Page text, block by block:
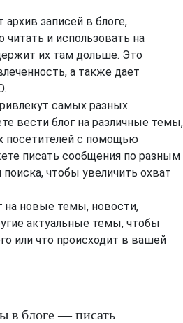
архив записей в блоге,
читать и использовать на
их там дольше. Это
а также дает
самых разных
вести блог на различные темы,
посетителей с помощью
писать сообщения по разным
чтобы увеличить охват
новые темы, новости,
актуальные темы, чтобы
или что происходит в вашей
в блоге — писать